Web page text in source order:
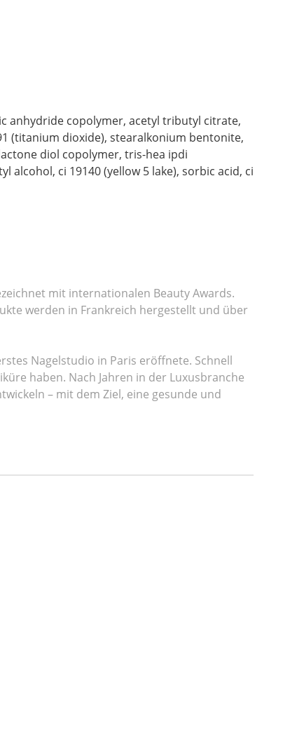
anhydride copolymer, acetyl tributyl citrate,
(titanium dioxide), stearalkonium bentonite,
diol copolymer, tris-hea ipdi
alcohol, ci 19140 (yellow 5 lake), sorbic acid, ci
mit internationalen Beauty Awards.
werden in Frankreich hergestellt und über
Nagelstudio in Paris eröffnete. Schnell
haben. Nach Jahren in der Luxusbranche
– mit dem Ziel, eine gesunde und